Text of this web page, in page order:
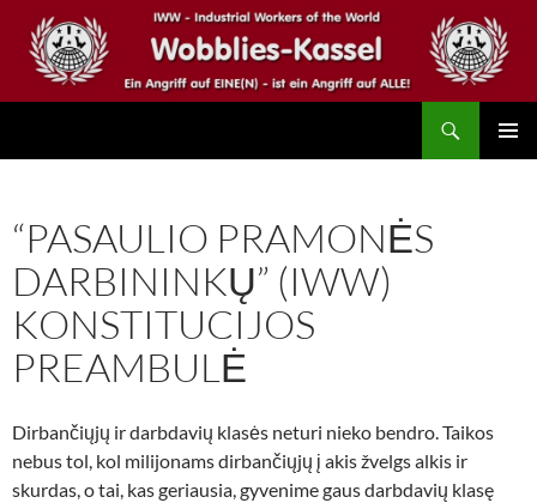
Inhalt
springen
“PASAULIO PRAMONĖS
DARBININKŲ” (IWW)
KONSTITUCIJOS
PREAMBULĖ
Dirbančiųjų ir darbdavių klasės neturi nieko bendro. Taikos
nebus tol, kol milijonams dirbančiųjų į akis žvelgs alkis ir
skurdas, o tai, kas geriausia, gyvenime gaus darbdavių klasę